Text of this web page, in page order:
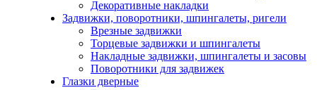
Декоративные накладки
Задвижки, поворотники, шпингалеты, ригели
Врезные задвижки
Торцевые задвижки и шпингалеты
Накладные задвижки, шпингалеты и засовы
Поворотники для задвижек
Глазки дверные